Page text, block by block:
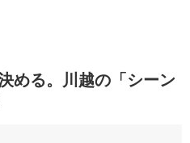
める。川越の「シーン